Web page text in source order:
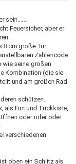
sein......
Feuersicher, aber er
8 cm große Tür.
Zahlencode
wie seine großen
Kombination (die sie
und am großen Rad
schützen.
als Fun und Trickkiste,
oder oder oder
verschiedenen
oben ein Schlitz als